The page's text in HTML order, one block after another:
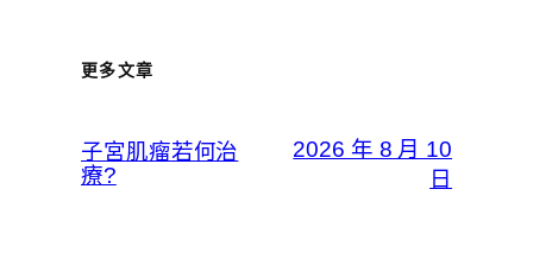
更多文章
子宮肌瘤若何治
療?
2026 年 8 月 10
日